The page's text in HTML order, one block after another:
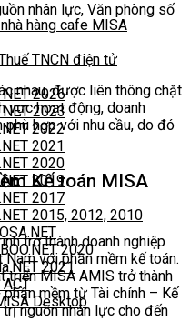
hàng cafe MISA
TNCN điện tử
2026
2023
2022
2021
2020
2019
2017
2015, 2012, 2010
2020
2021
Desktop
nhân lực, Văn phòng số
nhau, được liên thông chặt
vực hoạt động, doanh
hợp với nhu cầu, do đó
Kế toán MISA
trở thành doanh nghiệp
với phần mềm kế toán.
triển MISA AMIS trở thành
mềm từ Tài chính – Kế
nguồn nhân lực cho đến